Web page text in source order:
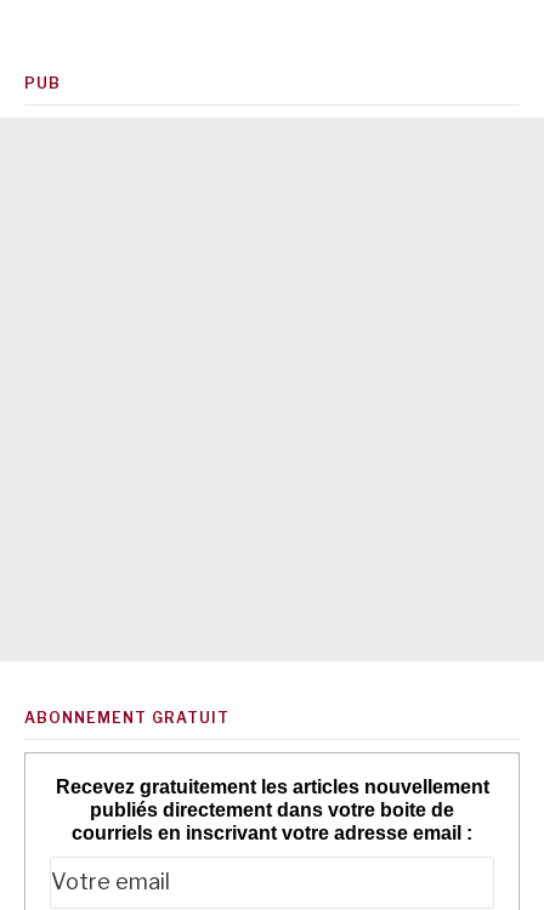
PUB
ABONNEMENT GRATUIT
Recevez gratuitement les articles nouvellement
publiés directement dans votre boite de
courriels en inscrivant votre adresse email :